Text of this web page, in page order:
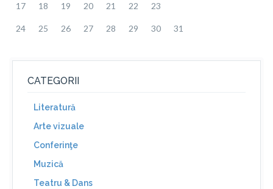
17 18 19 20 21 22 23
24 25 26 27 28 29 30 31
CATEGORII
Literatură
Arte vizuale
Conferinţe
Muzică
Teatru & Dans